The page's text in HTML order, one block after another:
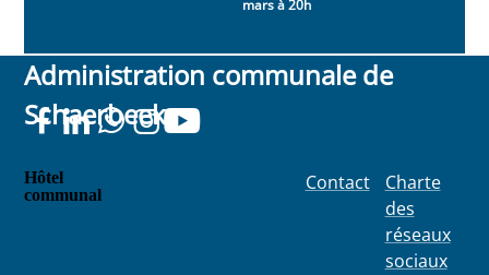
mars à 20h
Administration communale de
Schaerbeek
Hôtel
communal
Contact
Charte
des
réseaux
sociaux